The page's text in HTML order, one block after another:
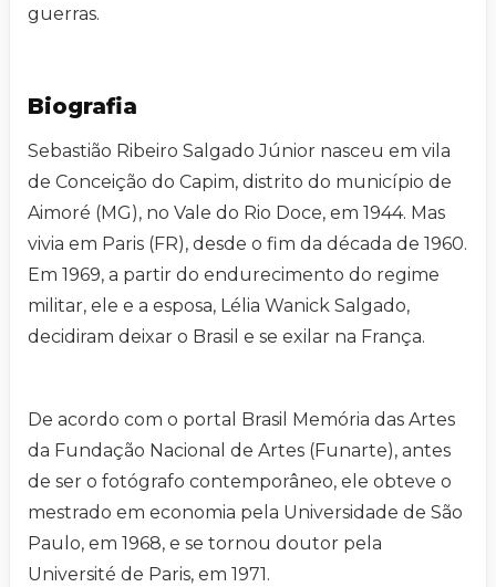
guerras.
Biografia
Sebastião Ribeiro Salgado Júnior nasceu em vila
de Conceição do Capim, distrito do município de
Aimoré (MG), no Vale do Rio Doce, em 1944. Mas
vivia em Paris (FR), desde o fim da década de 1960.
Em 1969, a partir do endurecimento do regime
militar, ele e a esposa, Lélia Wanick Salgado,
decidiram deixar o Brasil e se exilar na França.
De acordo com o portal Brasil Memória das Artes
da Fundação Nacional de Artes (Funarte), antes
de ser o fotógrafo contemporâneo, ele obteve o
mestrado em economia pela Universidade de São
Paulo, em 1968, e se tornou doutor pela
Université de Paris, em 1971.